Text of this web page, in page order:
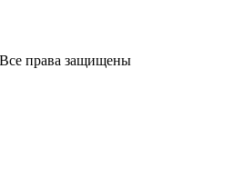
права защищены